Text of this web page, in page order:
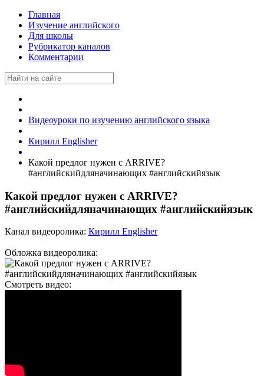
Главная
Изучение английского
Для школы
Рубрикатор каналов
Комментарии
Видеоуроки по изучению английского языка
Кирилл Englisher
Какой предлог нужен с ARRIVE?
#английскийдляначинающих #английскийязык
Какой предлог нужен с ARRIVE?
#английскийдляначинающих #английскийязык
Канал видеоролика: Кирилл Englisher
Обложка видеоролика:
Смотреть видео: